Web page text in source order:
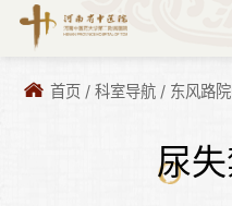
首页 /科室导航 / 东风路
尿